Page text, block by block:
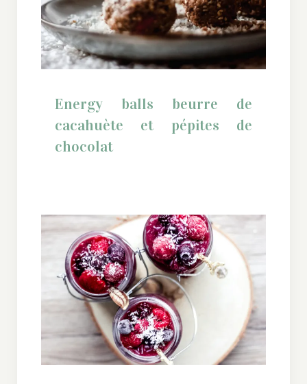
et pépites de chocolat
Energy balls beurre de
cacahuète et pépites de
chocolat
Pudding de chia